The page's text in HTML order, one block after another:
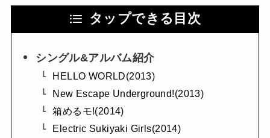
タップできる目次
シングル&アルバム紹介
HELLO WORLD(2013)
New Escape Underground!(2013)
箱めるモ!(2014)
Electric Sukiyaki Girls(2014)